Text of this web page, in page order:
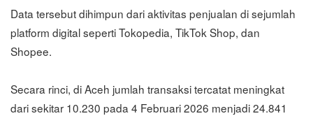
Data tersebut dihimpun dari aktivitas penjualan di sejumlah
platform digital seperti Tokopedia, TikTok Shop, dan
Shopee.
Secara rinci, di Aceh jumlah transaksi tercatat meningkat
dari sekitar 10.230 pada 4 Februari 2026 menjadi 24.841